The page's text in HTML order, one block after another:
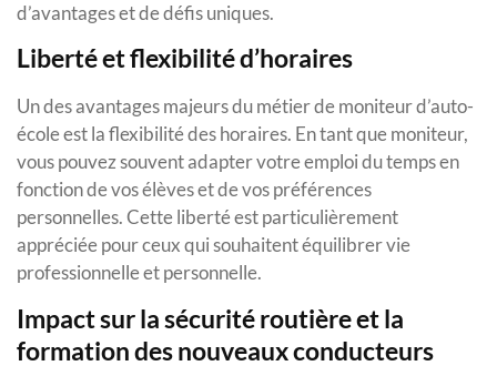
d’avantages et de défis uniques.
Liberté et flexibilité d’horaires
Un des avantages majeurs du métier de moniteur d’auto-
école est la flexibilité des horaires. En tant que moniteur,
vous pouvez souvent adapter votre emploi du temps en
fonction de vos élèves et de vos préférences
personnelles. Cette liberté est particulièrement
appréciée pour ceux qui souhaitent équilibrer vie
professionnelle et personnelle.
Impact sur la sécurité routière et la
formation des nouveaux conducteurs